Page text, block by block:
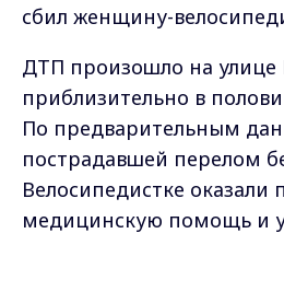
сбил женщину-
ДТП произошло на
приблизительно в
По предварительным
пострадавшей перелом
Велосипедистке оказали
медицинскую помощь и